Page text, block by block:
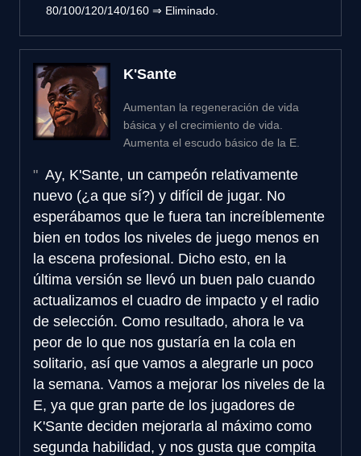
80/100/120/140/160 ⇒ Eliminado.
K'Sante
Aumentan la regeneración de vida
básica y el crecimiento de vida.
Aumenta el escudo básico de la E.
Ay, K'Sante, un campeón relativamente
nuevo (¿a que sí?) y difícil de jugar. No
esperábamos que le fuera tan increíblemente
bien en todos los niveles de juego menos en
la escena profesional. Dicho esto, en la
última versión se llevó un buen palo cuando
actualizamos el cuadro de impacto y el radio
de selección. Como resultado, ahora le va
peor de lo que nos gustaría en la cola en
solitario, así que vamos a alegrarle un poco
la semana. Vamos a mejorar los niveles de la
E, ya que gran parte de los jugadores de
K'Sante deciden mejorarla al máximo como
segunda habilidad, y nos gusta que compita